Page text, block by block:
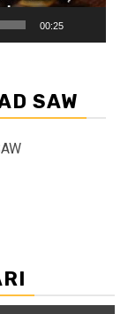
00:25
SAW